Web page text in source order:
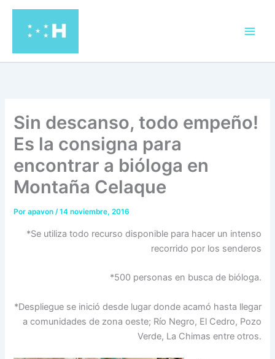
contenido
Sin descanso, todo empeño!
Es la consigna para
encontrar a bióloga en
Montaña Celaque
Porapavon/14 noviembre, 2016
*Se utiliza todo recurso disponible para hacer un intenso
recorrido por los senderos
*500 personas en busca de bióloga.
*Despliegue se inició desde lugar donde acamó hasta llegar
a comunidades de zona oeste; Río Negro, El Cedro, Pozo
Verde, La Chimas entre otros.